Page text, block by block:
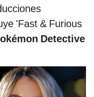
'Fast & Furious
Detective